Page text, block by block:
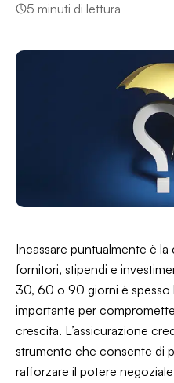
5 minuti di lettura
Incassare puntualmente è
fornitori, stipendi e
30, 60 o 90 giorni è spesso
importante per
crescita. L’assicurazione
strumento che consente di
rafforzare il potere